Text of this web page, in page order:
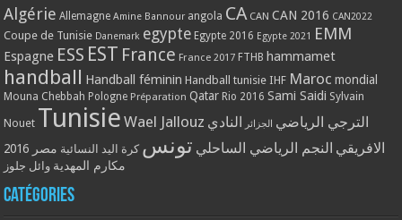
Algérie Allemagne Amine Bannour angola CA CAN CAN 2016 CAN2022
Coupe de Tunisie Danemark egypte Egypte 2016 Egypte 2021 EMM
Espagne ESS EST France France 2017 FTHB hammamet
handball Handball féminin Handball tunisie IHF Maroc mondial
Mouna Chebbah Pologne Préparation Qatar Rio 2016 Sami Saidi Sylvain
Nouet Tunisie Wael Jallouz الترجي الرياضي الجزائر النادي
الافريقي النجم الرياضي الساحلي تونس كرة اليد النسائية مصر 2016
مكارم المهدية وائل جلوز
Catégories